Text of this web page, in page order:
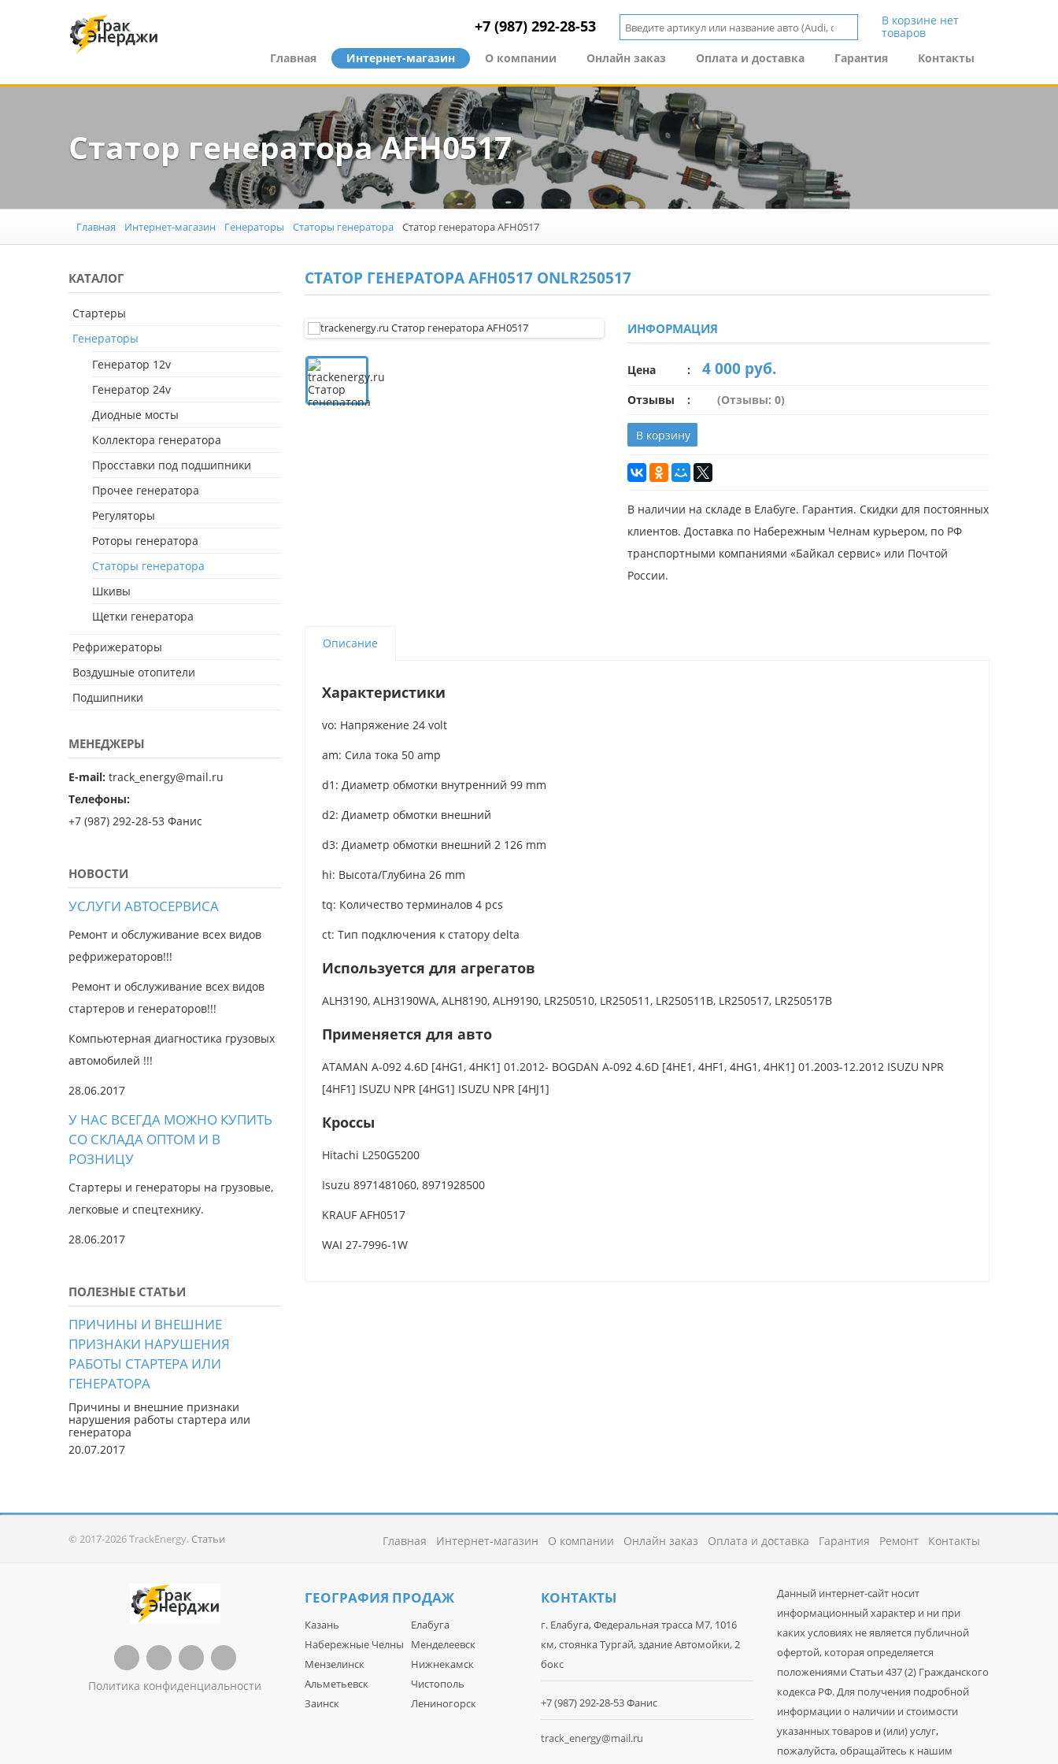
+7 (987) 292-28-53
В корзине нет
товаров
Главная
Интернет-магазин О компании Онлайн заказ Оплата и доставка Гарантия Контакты
Статор генератора AFH0517
Главная Интернет-магазин Генераторы Статоры генератора Статор генератора AFH0517
КАТАЛОГ
Стартеры
Генераторы
Генератор 12v
Генератор 24v
Диодные мосты
Коллектора генератора
Просставки под подшипники
Прочее генератора
Регуляторы
Роторы генератора
Статоры генератора
Шкивы
Щетки генератора
Рефрижераторы
Воздушные отопители
Подшипники
МЕНЕДЖЕРЫ
E-mail: track_energy@mail.ru
Телефоны:
+7 (987) 292-28-53 Фанис
НОВОСТИ
УСЛУГИ АВТОСЕРВИСА
Ремонт и обслуживание всех видов
рефрижераторов!!!
Ремонт и обслуживание всех видов
стартеров и генераторов!!!
Компьютерная диагностика грузовых
автомобилей !!!
28.06.2017
У НАС ВСЕГДА МОЖНО КУПИТЬ
СО СКЛАДА ОПТОМ И В
РОЗНИЦУ
Стартеры и генераторы на грузовые,
легковые и спецтехнику.
28.06.2017
ПОЛЕЗНЫЕ СТАТЬИ
ПРИЧИНЫ И ВНЕШНИЕ
ПРИЗНАКИ НАРУШЕНИЯ
РАБОТЫ СТАРТЕРА ИЛИ
ГЕНЕРАТОРА
Причины и внешние признаки
нарушения работы стартера или
генератора
20.07.2017
СТАТОР ГЕНЕРАТОРА AFH0517 ONLR250517
ИНФОРМАЦИЯ
Цена 4 000 руб.
Отзывы (Отзывы: 0)
В корзину
В наличии на складе в Елабуге. Гарантия. Скидки для постоянных
клиентов. Доставка по Набережным Челнам курьером, по РФ
транспортными компаниями «Байкал сервис» или Почтой
России.
Описание
Характеристики
vo: Напряжение 24 volt
am: Сила тока 50 amp
d1: Диаметр обмотки внутренний 99 mm
d2: Диаметр обмотки внешний
d3: Диаметр обмотки внешний 2 126 mm
hi: Высота/Глубина 26 mm
tq: Количество терминалов 4 pcs
ct: Тип подключения к статору delta
Используется для агрегатов
ALH3190, ALH3190WA, ALH8190, ALH9190, LR250510, LR250511, LR250511B, LR250517, LR250517B
Применяется для авто
ATAMAN A-092 4.6D [4HG1, 4HK1] 01.2012- BOGDAN A-092 4.6D [4HE1, 4HF1, 4HG1, 4HK1] 01.2003-12.2012 ISUZU NPR
[4HF1] ISUZU NPR [4HG1] ISUZU NPR [4HJ1]
Кроссы
Hitachi L250G5200
Isuzu 8971481060, 8971928500
KRAUF AFH0517
WAI 27-7996-1W
© 2017-2026 TrackEnergy. Статьи Главная Интернет-магазин О компании Онлайн заказ Оплата и доставка Гарантия Ремонт Контакты
Политика конфиденциальности
ГЕОГРАФИЯ ПРОДАЖ
Казань
Набережные Челны
Мензелинск
Альметьевск
Заинск
Елабуга
Менделеевск
Нижнекамск
Чистополь
Лениногорск
КОНТАКТЫ
г. Елабуга, Федеральная трасса М7, 1016
км, стоянка Тургай, здание Автомойки, 2
бокс
+7 (987) 292-28-53 Фанис
track_energy@mail.ru
Данный интернет-сайт носит
информационный характер и ни при
каких условиях не является публичной
офертой, которая определяется
положениями Статьи 437 (2) Гражданского
кодекса РФ. Для получения подробной
информации о наличии и стоимости
указанных товаров и (или) услуг,
пожалуйста, обращайтесь к нашим